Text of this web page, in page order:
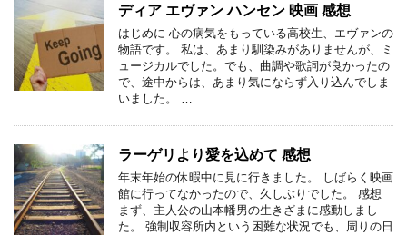
ディア エヴァン ハンセン 映画 感想
はじめに 心の病気をもっている高校生、エヴァンの
物語です。 私は、あまり馴染みがありませんが、ミ
ュージカルでした。でも、曲調や歌詞が良かったの
で、途中からは、あまり気にならず入り込んでしま
いました。 …
ラーゲリより愛を込めて 感想
年末年始の休暇中に見に行きました。 しばらく映画
館に行ってなかったので、久しぶりでした。 感想
まず、主人公の山本幡男の生きざまに感動しまし
た。 強制収容所内という困難な状況でも、周りの日